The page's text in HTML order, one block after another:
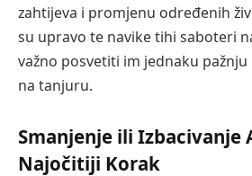
zahtijeva i promjenu određenih
su upravo te navike tihi saboteri
važno posvetiti im jednaku
na tanjuru.
Smanjenje ili Izbacivanje
Najočitiji Korak